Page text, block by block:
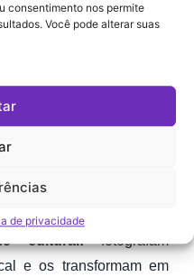
consentimento nos permite
Você pode alterar suas
de privacidade
clássicas e as animam
uma época
cultural:fotografam
e os transformam em